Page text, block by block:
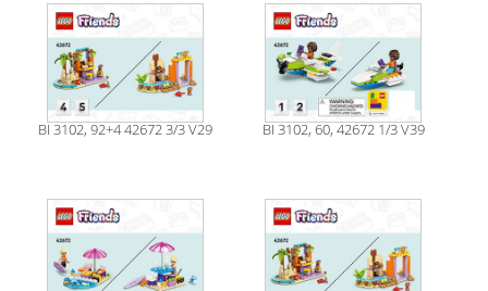
BI 3102, 92+4 42672 3/3 V29 BI 3102, 60, 42672 1/3 V39